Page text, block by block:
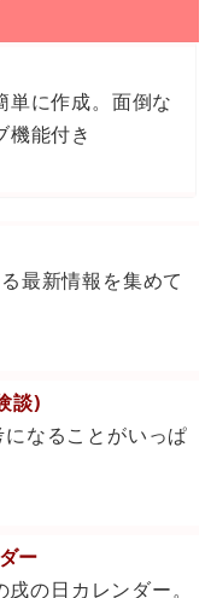
に作成。面倒な
機能付き
最新情報を集めて
談)
なることがいっぱ
ー
の日カレンダー。